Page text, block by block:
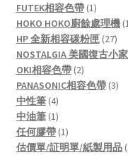
FUTEK相容色帶 11
product
HOKO HOKO廚餘處理機
HP 全新相容碳粉匣 2727
NOSTALGIA 美國復古小
OKI相容色帶 22
products
PANASONIC相容色帶 33
中性筆 44
products
中油筆 11
product
任何膠帶 11
product
估價單/証明單/紙製用品